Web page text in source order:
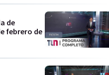
de
febrero de